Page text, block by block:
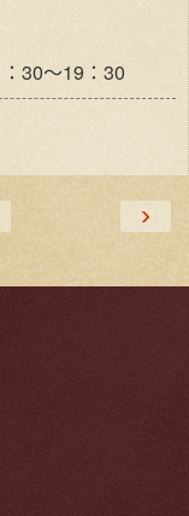
： 30～19 ： 30
›